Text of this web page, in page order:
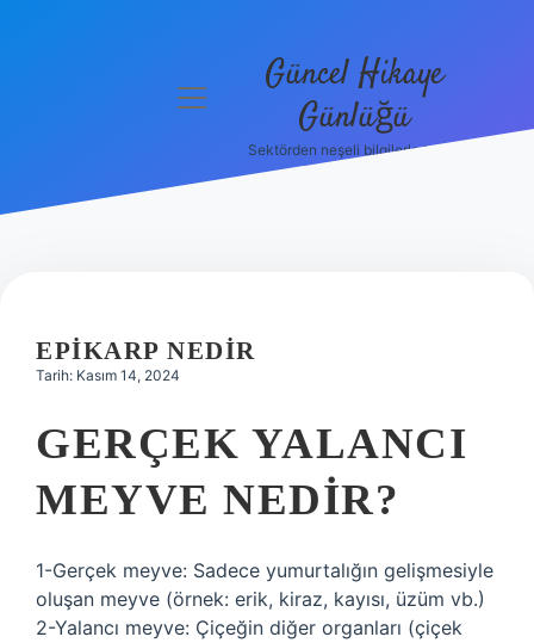
Hakkımızda
menüyü
Güncel Hikaye
Günlüğü
Sektörden neşeli bilgilerle tanış!
EPIKARP NEDIR
Tarih: Kasım 14, 2024
GERÇEK YALANCI
MEYVE NEDIR?
1-Gerçek meyve: Sadece yumurtalığın gelişmesiyle
oluşan meyve (örnek: erik, kiraz, kayısı, üzüm vb.)
2-Yalancı meyve: Çiçeğin diğer organları (çiçek